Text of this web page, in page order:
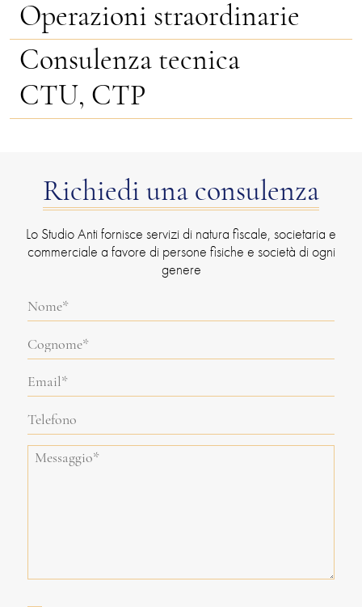
Operazioni straordinarie
Consulenza tecnica
CTU, CTP
Richiedi una consulenza
Lo Studio Anti fornisce servizi di natura fiscale, societaria e
commerciale a favore di persone fisiche e società di ogni
genere